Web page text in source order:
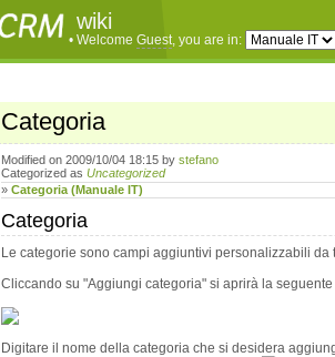
wiki
• Welcome Guest, you are in:
Categoria
Modified on 2009/10/04 18:15 by stefano
Categorized as Uncategorized
» Categoria (Manuale IT)
Categoria
Le categorie sono campi aggiuntivi personalizzabili
Cliccando su "Aggiungi categoria" si aprirà la seguente
Digitare il nome della categoria che si desidera